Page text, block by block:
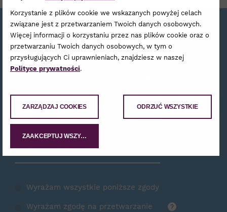
Bądźmy w kontakcie!
Ci garść informacji o najnowszej
ofercie i najbliższych wydarzeniach.
Wyrażam wszystkie poniższe zgody
Wyrażam zgodę na przetwarzanie
?
Korzystanie z plików cookie we wskazanych powyżej celach
związane jest z przetwarzaniem Twoich danych osobowych.
Więcej informacji o korzystaniu przez nas plików cookie oraz o
przetwarzaniu Twoich danych osobowych, w tym o
przysługujących Ci uprawnieniach, znajdziesz w naszej
Polityce prywatności.
ZARZĄDZAJ COOKIES ODRZUĆ WSZYSTKIE
ZAAKCEPTUJ WSZYSTKIE